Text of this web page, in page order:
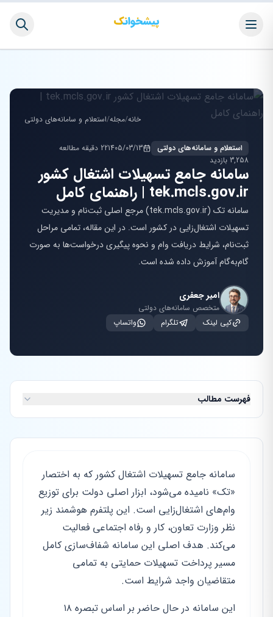
خانه/مجله/استعلام و سامانه‌های دولتی
استعلام و سامانه‌های دولتی 1405/03/1322 دقیقه مطالعه
3,258 بازدید
سامانه جامع تسهیلات اشتغال کشور
tek.mcls.gov.ir | راهنمای کامل
سامانه تک (tek.mcls.gov.ir) مرجع اصلی ثبت‌نام و مدیریت
تسهیلات اشتغال‌زایی در کشور است. در این مقاله، تمامی مراحل
ثبت‌نام، شرایط دریافت وام و نحوه پیگیری درخواست‌ها به صورت
گام‌به‌گام آموزش داده شده است.
امیر جعفری
متخصص سامانه‌های دولتی
کپی لینک
تلگرام واتساپ
فهرست مطالب
سامانه جامع تسهیلات اشتغال کشور که به اختصار
«تک» نامیده می‌شود، ابزار اصلی دولت برای توزیع
وام‌های اشتغال‌زایی است. این پلتفرم هوشمند زیر
نظر وزارت تعاون، کار و رفاه اجتماعی فعالیت
می‌کند. هدف اصلی این سامانه شفاف‌سازی کامل
مسیر پرداخت تسهیلات حمایتی به تمامی
متقاضیان واجد شرایط است.
این سامانه در حال حاضر بر اساس تبصره ۱۸